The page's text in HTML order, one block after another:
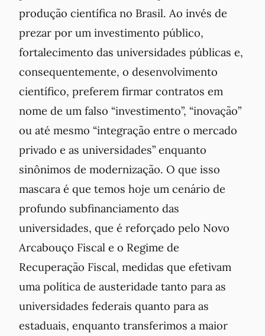
produção científica no Brasil. Ao invés de
prezar por um investimento público,
fortalecimento das universidades públicas e,
consequentemente, o desenvolvimento
científico, preferem firmar contratos em
nome de um falso “investimento”, “inovação”
ou até mesmo “integração entre o mercado
privado e as universidades” enquanto
sinônimos de modernização. O que isso
mascara é que temos hoje um cenário de
profundo subfinanciamento das
universidades, que é reforçado pelo Novo
Arcabouço Fiscal e o Regime de
Recuperação Fiscal, medidas que efetivam
uma política de austeridade tanto para as
universidades federais quanto para as
estaduais, enquanto transferimos a maior